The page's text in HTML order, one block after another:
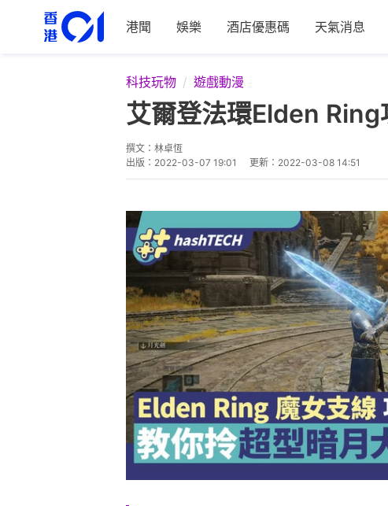
港聞 娛樂 酒店優惠碼 天氣消息
科技玩物 遊戲動漫
艾爾登法環Elden Ring
撰文： 林卓恆
出版： 2022-03-07 19:01 更新： 2022-03-08 14:51